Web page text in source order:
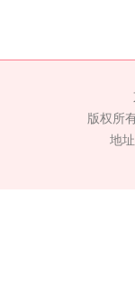
版权所
地